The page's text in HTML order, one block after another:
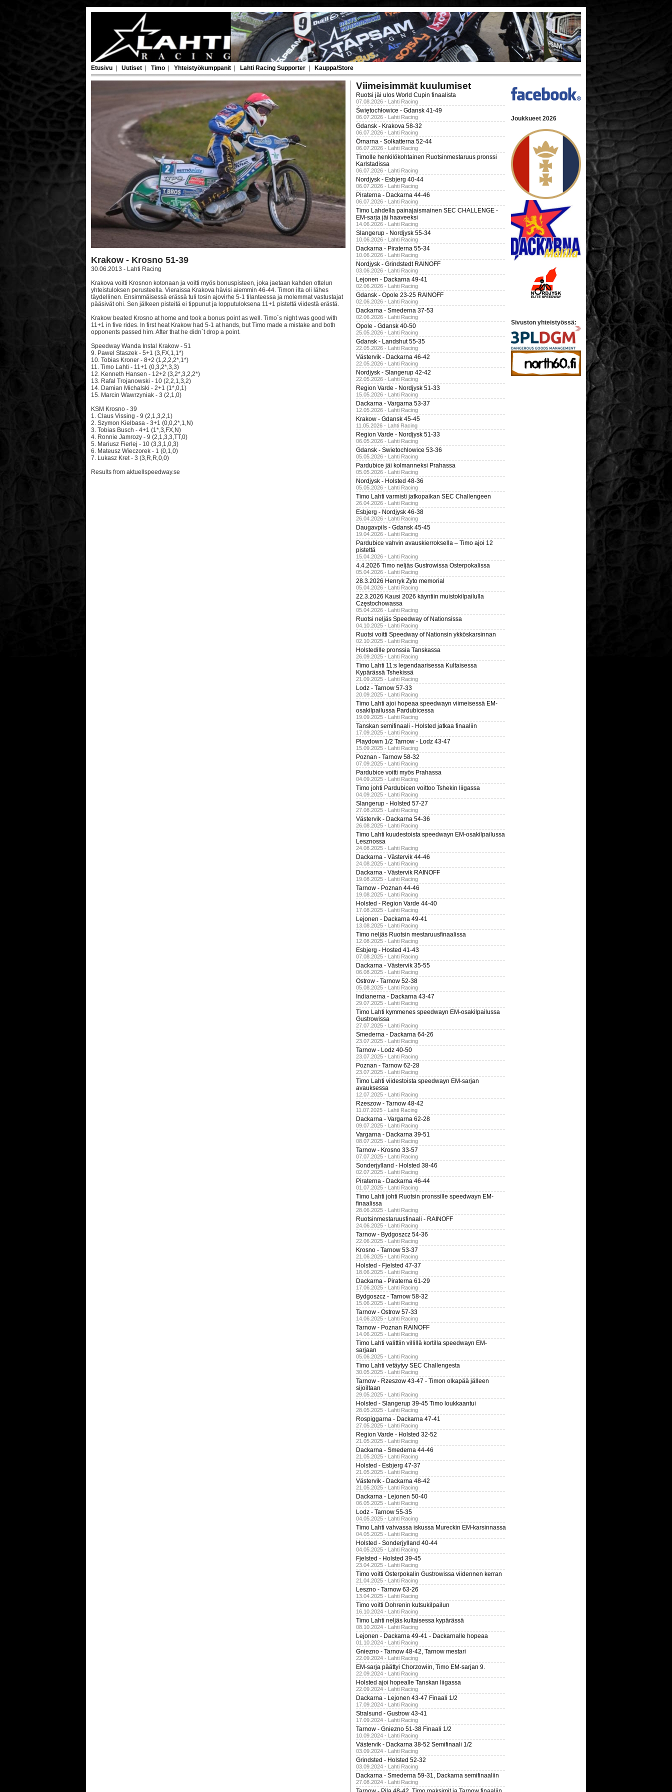
Etusivu Uutiset Timo Yhteistyökumppanit Lahti Racing Supporter Kauppa/Store
Krakow - Krosno 51-39
30.06.2013 - Lahti Racing
Krakova voitti Krosnon kotonaan ja voitti myös bonuspisteen, joka jaetaan kahden ottelun
yhteistuloksen perusteella. Vieraissa Krakova hävisi aiemmin 46-44. Timon ilta oli lähes
täydellinen. Ensimmäisessä erässä tuli tosin ajovirhe 5-1 tilanteessa ja molemmat vastustajat
pääsivät ohi. Sen jälkeen pisteitä ei tippunut ja lopputuloksena 11+1 pistettä viidestä erästä.
Krakow beated Krosno at home and took a bonus point as well. Timo´s night was good with
11+1 in five rides. In first heat Krakow had 5-1 at hands, but Timo made a mistake and both
opponents passed him. After that he didn´t drop a point.
Speedway Wanda Instal Krakow - 51
9. Pawel Staszek - 5+1 (3,FX,1,1*)
10. Tobias Kroner - 8+2 (1,2,2,2*,1*)
11. Timo Lahti - 11+1 (0,3,2*,3,3)
12. Kenneth Hansen - 12+2 (3,2*,3,2,2*)
13. Rafal Trojanowski - 10 (2,2,1,3,2)
14. Damian Michalski - 2+1 (1*,0,1)
15. Marcin Wawrzyniak - 3 (2,1,0)
KSM Krosno - 39
1. Claus Vissing - 9 (2,1,3,2,1)
2. Szymon Kielbasa - 3+1 (0,0,2*,1,N)
3. Tobias Busch - 4+1 (1*,3,FX,N)
4. Ronnie Jamrozy - 9 (2,1,3,3,TT,0)
5. Mariusz Fierlej - 10 (3,3,1,0,3)
6. Mateusz Wieczorek - 1 (0,1,0)
7. Lukasz Kret - 3 (3,R,R,0,0)
Results from aktuellspeedway.se
Viimeisimmät kuulumiset
Ruotsi jäi ulos World Cupin finaalista
07.08.2026 - Lahti Racing
Świętochłowice - Gdansk 41-49
06.07.2026 - Lahti Racing
Gdansk - Krakova 58-32
06.07.2026 - Lahti Racing
Örnarna - Solkatterna 52-44
06.07.2026 - Lahti Racing
Timolle henkilökohtainen Ruotsinmestaruus pronssi
Karlstadissa
06.07.2026 - Lahti Racing
Nordjysk - Esbjerg 40-44
06.07.2026 - Lahti Racing
Piraterna - Dackarna 44-46
06.07.2026 - Lahti Racing
Timo Lahdella painajaismainen SEC CHALLENGE -
EM-sarja jäi haaveeksi
14.06.2026 - Lahti Racing
Slangerup - Nordjysk 55-34
10.06.2026 - Lahti Racing
Dackarna - Piraterna 55-34
10.06.2026 - Lahti Racing
Nordjysk - Grindstedt RAINOFF
03.06.2026 - Lahti Racing
Lejonen - Dackarna 49-41
02.06.2026 - Lahti Racing
Gdansk - Opole 23-25 RAINOFF
02.06.2026 - Lahti Racing
Dackarna - Smederna 37-53
02.06.2026 - Lahti Racing
Opole - Gdansk 40-50
25.05.2026 - Lahti Racing
Gdansk - Landshut 55-35
22.05.2026 - Lahti Racing
Västervik - Dackarna 46-42
22.05.2026 - Lahti Racing
Nordjysk - Slangerup 42-42
22.05.2026 - Lahti Racing
Region Varde - Nordjysk 51-33
15.05.2026 - Lahti Racing
Dackarna - Vargarna 53-37
12.05.2026 - Lahti Racing
Krakow - Gdansk 45-45
11.05.2026 - Lahti Racing
Region Varde - Nordjysk 51-33
06.05.2026 - Lahti Racing
Gdansk - Swietochlowice 53-36
05.05.2026 - Lahti Racing
Pardubice jäi kolmanneksi Prahassa
05.05.2026 - Lahti Racing
Nordjysk - Holsted 48-36
05.05.2026 - Lahti Racing
Timo Lahti varmisti jatkopaikan SEC Challengeen
26.04.2026 - Lahti Racing
Esbjerg - Nordjysk 46-38
26.04.2026 - Lahti Racing
Daugavpils - Gdansk 45-45
19.04.2026 - Lahti Racing
Pardubice vahvin avauskierroksella – Timo ajoi 12
pistettä
15.04.2026 - Lahti Racing
4.4.2026 Timo neljäs Gustrowissa Osterpokalissa
05.04.2026 - Lahti Racing
28.3.2026 Henryk Zyto memorial
05.04.2026 - Lahti Racing
22.3.2026 Kausi 2026 käyntiin muistokilpailulla
Częstochowassa
05.04.2026 - Lahti Racing
Ruotsi neljäs Speedway of Nationsissa
04.10.2025 - Lahti Racing
Ruotsi voitti Speedway of Nationsin ykköskarsinnan
02.10.2025 - Lahti Racing
Holstedille pronssia Tanskassa
26.09.2025 - Lahti Racing
Timo Lahti 11:s legendaarisessa Kultaisessa
Kypärässä Tshekissä
21.09.2025 - Lahti Racing
Lodz - Tarnow 57-33
20.09.2025 - Lahti Racing
Timo Lahti ajoi hopeaa speedwayn viimeisessä EM-
osakilpailussa Pardubicessa
19.09.2025 - Lahti Racing
Tanskan semifinaali - Holsted jatkaa finaaliin
17.09.2025 - Lahti Racing
Playdown 1/2 Tarnow - Lodz 43-47
15.09.2025 - Lahti Racing
Poznan - Tarnow 58-32
07.09.2025 - Lahti Racing
Pardubice voitti myös Prahassa
04.09.2025 - Lahti Racing
Timo johti Pardubicen voittoo Tshekin liigassa
04.09.2025 - Lahti Racing
Slangerup - Holsted 57-27
27.08.2025 - Lahti Racing
Västervik - Dackarna 54-36
26.08.2025 - Lahti Racing
Timo Lahti kuudestoista speedwayn EM-osakilpailussa
Lesznossa
24.08.2025 - Lahti Racing
Dackarna - Västervik 44-46
24.08.2025 - Lahti Racing
Dackarna - Västervik RAINOFF
19.08.2025 - Lahti Racing
Tarnow - Poznan 44-46
19.08.2025 - Lahti Racing
Holsted - Region Varde 44-40
17.08.2025 - Lahti Racing
Lejonen - Dackarna 49-41
13.08.2025 - Lahti Racing
Timo neljäs Ruotsin mestaruusfinaalissa
12.08.2025 - Lahti Racing
Esbjerg - Hosted 41-43
07.08.2025 - Lahti Racing
Dackarna - Västervik 35-55
06.08.2025 - Lahti Racing
Ostrow - Tarnow 52-38
05.08.2025 - Lahti Racing
Indianerna - Dackarna 43-47
29.07.2025 - Lahti Racing
Timo Lahti kymmenes speedwayn EM-osakilpailussa
Gustrowissa
27.07.2025 - Lahti Racing
Smederna - Dackarna 64-26
23.07.2025 - Lahti Racing
Tarnow - Lodz 40-50
23.07.2025 - Lahti Racing
Poznan - Tarnow 62-28
23.07.2025 - Lahti Racing
Timo Lahti viidestoista speedwayn EM-sarjan
avauksessa
12.07.2025 - Lahti Racing
Rzeszow - Tarnow 48-42
11.07.2025 - Lahti Racing
Dackarna - Vargarna 62-28
09.07.2025 - Lahti Racing
Vargarna - Dackarna 39-51
08.07.2025 - Lahti Racing
Tarnow - Krosno 33-57
07.07.2025 - Lahti Racing
Sonderjylland - Holsted 38-46
02.07.2025 - Lahti Racing
Piraterna - Dackarna 46-44
01.07.2025 - Lahti Racing
Timo Lahti johti Ruotsin pronssille speedwayn EM-
finaalissa
28.06.2025 - Lahti Racing
Ruotsinmestaruusfinaali - RAINOFF
24.06.2025 - Lahti Racing
Tarnow - Bydgoszcz 54-36
22.06.2025 - Lahti Racing
Krosno - Tarnow 53-37
21.06.2025 - Lahti Racing
Holsted - Fjelsted 47-37
18.06.2025 - Lahti Racing
Dackarna - Piraterna 61-29
17.06.2025 - Lahti Racing
Bydgoszcz - Tarnow 58-32
15.06.2025 - Lahti Racing
Tarnow - Ostrow 57-33
14.06.2025 - Lahti Racing
Tarnow - Poznan RAINOFF
14.06.2025 - Lahti Racing
Timo Lahti valittiin villillä kortilla speedwayn EM-
sarjaan
05.06.2025 - Lahti Racing
Timo Lahti vetäytyy SEC Challengesta
30.05.2025 - Lahti Racing
Tarnow - Rzeszow 43-47 - Timon olkapää jälleen
sijoiltaan
29.05.2025 - Lahti Racing
Holsted - Slangerup 39-45 Timo loukkaantui
28.05.2025 - Lahti Racing
Rospiggarna - Dackarna 47-41
27.05.2025 - Lahti Racing
Region Varde - Holsted 32-52
21.05.2025 - Lahti Racing
Dackarna - Smederna 44-46
21.05.2025 - Lahti Racing
Holsted - Esbjerg 47-37
21.05.2025 - Lahti Racing
Västervik - Dackarna 48-42
21.05.2025 - Lahti Racing
Dackarna - Lejonen 50-40
06.05.2025 - Lahti Racing
Lodz - Tarnow 55-35
04.05.2025 - Lahti Racing
Timo Lahti vahvassa iskussa Mureckin EM-karsinnassa
04.05.2025 - Lahti Racing
Holsted - Sonderjylland 40-44
04.05.2025 - Lahti Racing
Fjelsted - Holsted 39-45
23.04.2025 - Lahti Racing
Timo voitti Osterpokalin Gustrowissa viidennen kerran
21.04.2025 - Lahti Racing
Leszno - Tarnow 63-26
13.04.2025 - Lahti Racing
Timo voitti Dohrenin kutsukilpailun
16.10.2024 - Lahti Racing
Timo Lahti neljäs kultaisessa kypärässä
08.10.2024 - Lahti Racing
Lejonen - Dackarna 49-41 - Dackarnalle hopeaa
01.10.2024 - Lahti Racing
Gniezno - Tarnow 48-42, Tarnow mestari
22.09.2024 - Lahti Racing
EM-sarja päättyi Chorzowiin, Timo EM-sarjan 9.
22.09.2024 - Lahti Racing
Holsted ajoi hopealle Tanskan liigassa
22.09.2024 - Lahti Racing
Dackarna - Lejonen 43-47 Finaali 1/2
17.09.2024 - Lahti Racing
Stralsund - Gustrow 43-41
17.09.2024 - Lahti Racing
Tarnow - Gniezno 51-38 Finaali 1/2
10.09.2024 - Lahti Racing
Västervik - Dackarna 38-52 Semifinaali 1/2
03.09.2024 - Lahti Racing
Grindsted - Holsted 52-32
03.09.2024 - Lahti Racing
Dackarna - Smederna 59-31, Dackarna semifinaaliin
27.08.2024 - Lahti Racing
Joukkueet 2026
Sivuston yhteistyössä: